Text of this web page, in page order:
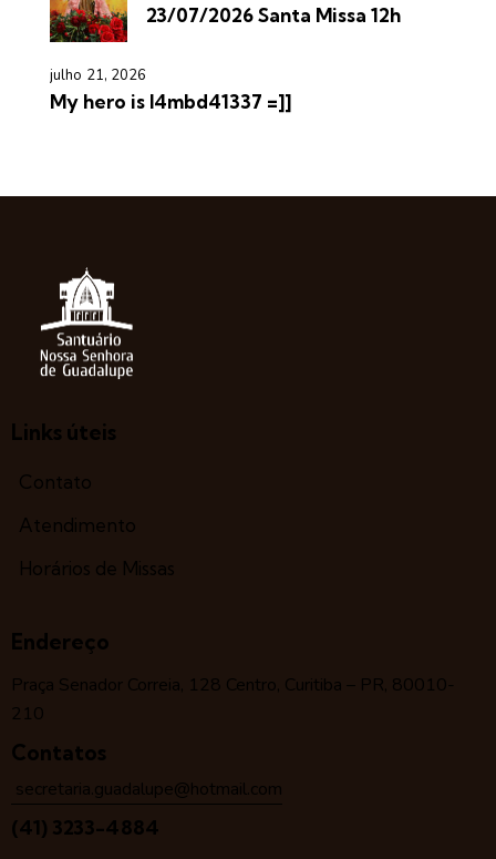
23/07/2026 Santa Missa 12h
julho 21, 2026
My hero is l4mbd41337 =]]
Links úteis
Contato
Atendimento
Horários de Missas
Endereço
Praça Senador Correia, 128 Centro, Curitiba – PR, 80010-
210
Contatos
secretaria.guadalupe@hotmail.com
(41) 3233-4884